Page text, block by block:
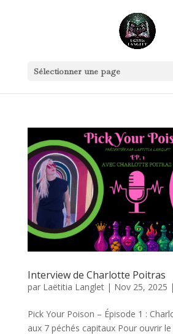
Sélectionner une page
Interview de Charlotte Poitras
par Laëtitia Langlet| Nov 25, 2025 |
️Pick Your Poison – Épisode 1 :
aux 7 péchés capitaux Pour ouvrir le